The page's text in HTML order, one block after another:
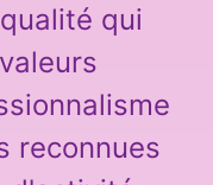
qui
reconnues